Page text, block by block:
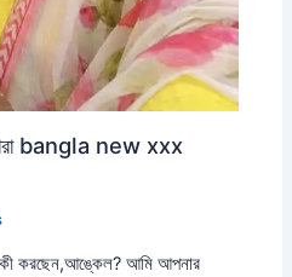
bangla new xxx
করছেন,আঙ্কেল? আমি আপনার